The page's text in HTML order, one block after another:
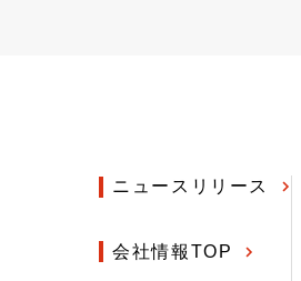
ニュースリリース
会社情報TOP